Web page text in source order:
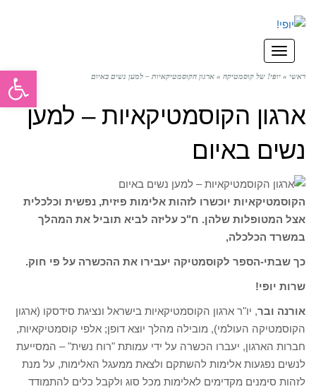
תפריט
ראשי » יופי! של קוסמטיקה » ארגון הקוסמטיקאיות – למען נשים באיום
ארגון הקוסמטיקאיות – למען
נשים באיום
הקוסמטיקאיות יוכשרו לזהות אלימות פיזית, נפשית וכלכלית
אצל המטופלות שלהן. ח"כ עליזה לביא תוביל את המהלך
במשרד הכלכלה,
כך שבתי-הספר לקוסמטיקה יעבירו את ההכשרה על פי חוק.
שרות יופי!
אורנה ובר, יו"ר ארגון הקוסמטיקאיות בישראל ונציגת סידסקו (ארגון
הקוסמטיקה העולמי), מובילה מהלך יוצא דופן; אלפי קוסמטיקאיות,
חברות הארגון, יעברו הכשרה על ידי עמותת "רוח נשית" – המסייעת
לנשים נפגעות אלימות להשתקם ולצאת ממעגל האלימות, על מנת
לזהות סימנים מקדימים לאלימות מכל סוג ולקבל כלים להתמודד
פתח